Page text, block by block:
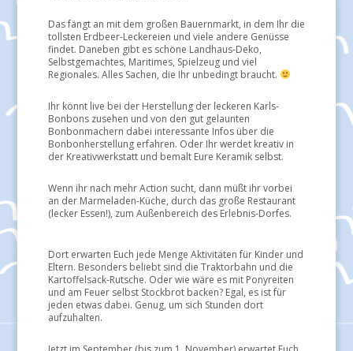
Das fängt an mit dem großen Bauernmarkt, in dem Ihr die
tollsten Erdbeer-Leckereien und viele andere Genüsse
findet. Daneben gibt es schöne Landhaus-Deko,
Selbstgemachtes, Maritimes, Spielzeug und viel
Regionales. Alles Sachen, die Ihr unbedingt braucht.
Ihr könnt live bei der Herstellung der leckeren Karls-
Bonbons zusehen und von den gut gelaunten
Bonbonmachern dabei interessante Infos über die
Bonbonherstellung erfahren. Oder Ihr werdet kreativ in
der Kreativwerkstatt und bemalt Eure Keramik selbst.
Wenn ihr nach mehr Action sucht, dann müßt ihr vorbei
an der Marmeladen-Küche, durch das große Restaurant
(lecker Essen!), zum Außenbereich des Erlebnis-Dorfes.
Dort erwarten Euch jede Menge Aktivitäten für Kinder und
Eltern. Besonders beliebt sind die Traktorbahn und die
Kartoffelsack-Rutsche. Oder wie wäre es mit Ponyreiten
und am Feuer selbst Stockbrot backen? Egal, es ist für
jeden etwas dabei. Genug, um sich Stunden dort
aufzuhalten.